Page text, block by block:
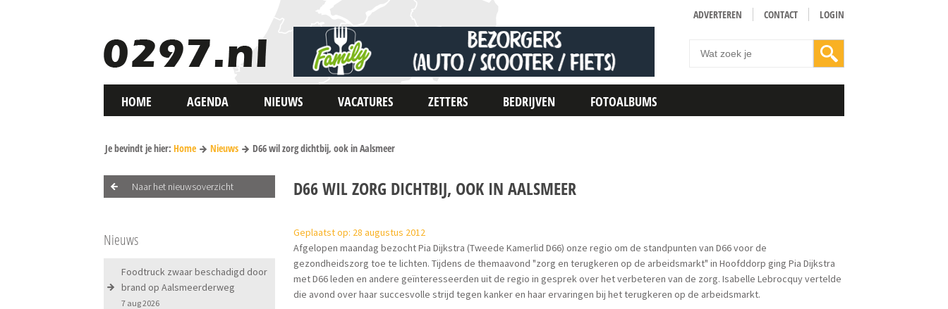
ADVERTEREN CONTACT LOGIN
HOME AGENDA NIEUWS VACATURES ZETTERS BEDRIJVEN FOTOALBUMS
Je bevindt je hier: Home Nieuws D66 wil zorg dichtbij, ook in Aalsmeer
Naar het nieuwsoverzicht
Nieuws
Foodtruck zwaar beschadigd door
brand op Aalsmeerderweg
7 aug 2026
D66 WIL ZORG DICHTBIJ, OOK IN AALSMEER
Geplaatst op: 28 augustus 2012
Afgelopen maandag bezocht Pia Dijkstra (Tweede Kamerlid D66) onze regio om de standpunten van D66 voor de
gezondheidszorg toe te lichten. Tijdens de themaavond "zorg en terugkeren op de arbeidsmarkt" in Hoofddorp ging Pia Dijkstra
met D66 leden en andere geïnteresseerden uit de regio in gesprek over het verbeteren van de zorg. Isabelle Lebrocquy vertelde
die avond over haar succesvolle strijd tegen kanker en haar ervaringen bij het terugkeren op de arbeidsmarkt.